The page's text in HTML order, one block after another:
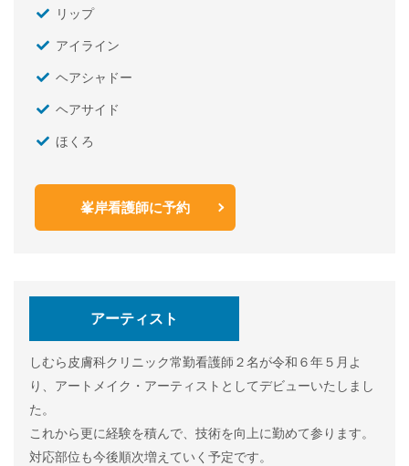
リップ
アイライン
ヘアシャドー
ヘアサイド
ほくろ
峯岸看護師に予約
アーティスト
しむら皮膚科クリニック常勤看護師２名が令和６年５月よ
り、アートメイク・アーティストとしてデビューいたしまし
た。
これから更に経験を積んで、技術を向上に勤めて参ります。
対応部位も今後順次増えていく予定です。